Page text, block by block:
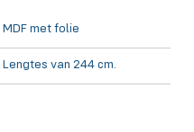
MDF met folie
Lengtes van 244 cm.